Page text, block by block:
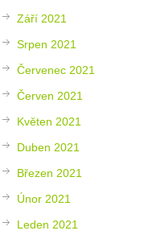
Září 2021
Srpen 2021
Červenec 2021
Červen 2021
Květen 2021
Duben 2021
Březen 2021
Únor 2021
Leden 2021